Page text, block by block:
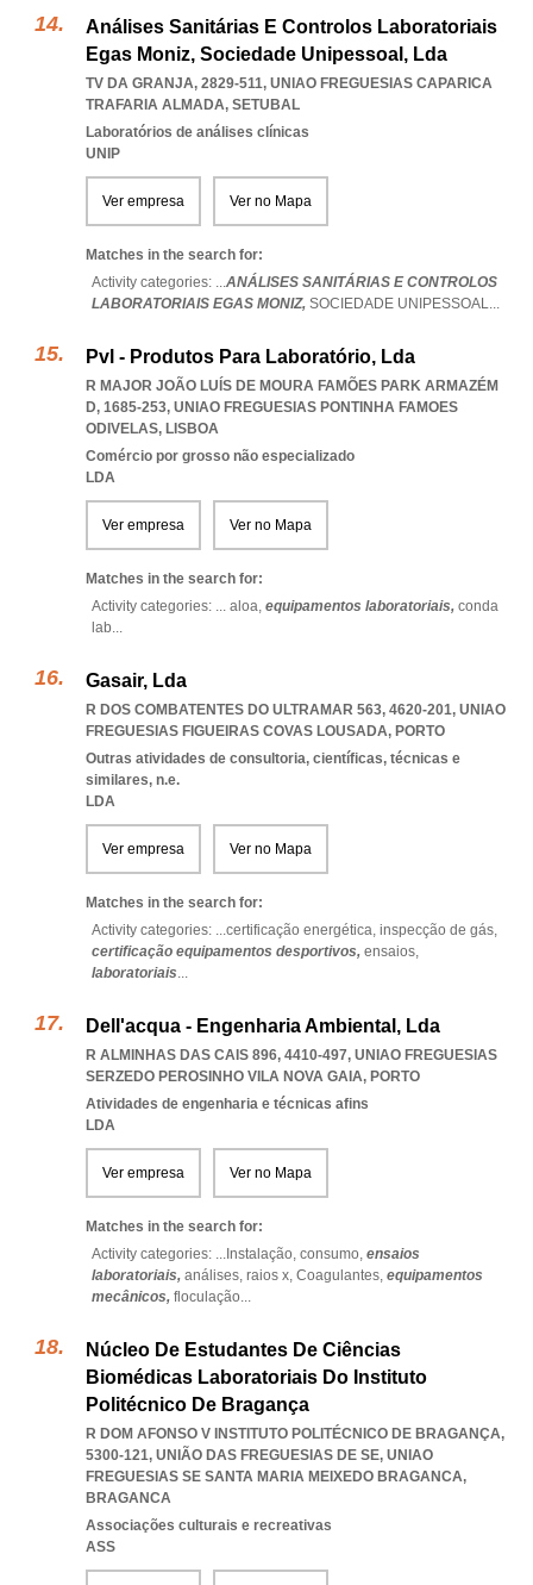
Análises Sanitárias E Controlos Laboratoriais
Egas Moniz, Sociedade Unipessoal, Lda
TV DA GRANJA, 2829-511, UNIAO FREGUESIAS CAPARICA
TRAFARIA ALMADA, SETUBAL
Laboratórios de análises clínicas
UNIP
Ver empresa Ver no Mapa
Matches in the search for:
Activity categories: ...ANÁLISES SANITÁRIAS E CONTROLOS
LABORATORIAIS EGAS MONIZ, SOCIEDADE UNIPESSOAL...
Pvl - Produtos Para Laboratório, Lda
R MAJOR JOÃO LUÍS DE MOURA FAMÕES PARK ARMAZÉM
D, 1685-253, UNIAO FREGUESIAS PONTINHA FAMOES
ODIVELAS, LISBOA
Comércio por grosso não especializado
LDA
Ver empresa Ver no Mapa
Matches in the search for:
Activity categories: ... aloa, equipamentos laboratoriais, conda
lab...
Gasair, Lda
R DOS COMBATENTES DO ULTRAMAR 563, 4620-201, UNIAO
FREGUESIAS FIGUEIRAS COVAS LOUSADA, PORTO
Outras atividades de consultoria, científicas, técnicas e
similares, n.e.
LDA
Ver empresa Ver no Mapa
Matches in the search for:
Activity categories: ...certificação energética, inspecção de gás,
certificação equipamentos desportivos, ensaios,
laboratoriais...
Dell'acqua - Engenharia Ambiental, Lda
R ALMINHAS DAS CAIS 896, 4410-497, UNIAO FREGUESIAS
SERZEDO PEROSINHO VILA NOVA GAIA, PORTO
Atividades de engenharia e técnicas afins
LDA
Ver empresa Ver no Mapa
Matches in the search for:
Activity categories: ... Instalação, consumo, ensaios
laboratoriais, análises, raios x, Coagulantes, equipamentos
mecânicos, floculação...
Núcleo De Estudantes De Ciências
Biomédicas Laboratoriais Do Instituto
Politécnico De Bragança
R DOM AFONSO V INSTITUTO POLITÉCNICO DE BRAGANÇA,
5300-121, UNIÃO DAS FREGUESIAS DE SE, UNIAO
FREGUESIAS SE SANTA MARIA MEIXEDO BRAGANCA,
BRAGANCA
Associações culturais e recreativas
ASS